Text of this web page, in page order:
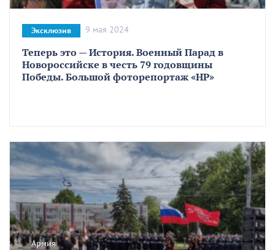
Теперь это — История. Военный Парад в
Новороссийске в честь 79 годовщины
Победы. Большой фоторепортаж «НР»
Эксклюзив 9 мая 2024
Армия